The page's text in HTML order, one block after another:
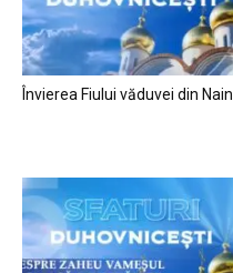
Învierea Fiului văduvei din Nain